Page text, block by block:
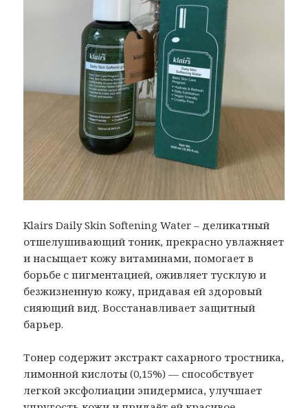
Klairs Daily Skin Softening Water – деликатный
отшелушивающий тоник, прекрасно увлажняет
и насыщает кожу витаминами, помогает в
борьбе с пигментацией, оживляет тусклую и
безжизненную кожу, придавая ей здоровый
сияющий вид. Восстанавливает защитный
барьер.
Тонер содержит экстракт сахарного тростника,
лимонной кислоты (0,15%) — способствует
легкой эксфолиации эпидермиса, улучшает